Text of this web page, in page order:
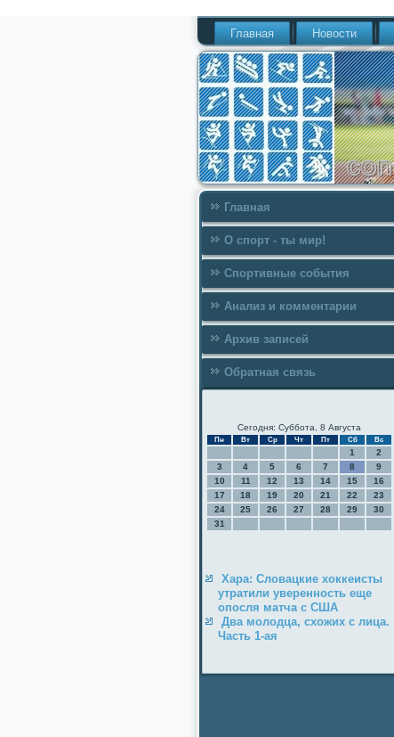
Главная Новости
Главная
О спорт - ты мир!
Спортивные события
Анализ и комментарии
Архив записей
Обратная связь
Сегодня: Суббота, 8 Августа
Пн Вт Ср Чт Пт Сб Вс
1
2
3
4 5 6 7 8
9
10
11 12 13 14 15
16
17
18 19 20 21 22
23
24
25 26 27 28 29
30
31
Хара: Словацкие хоккеисты
утратили уверенность еще
опосля матча с США
Два молодца, схожих с лица.
Часть 1-ая